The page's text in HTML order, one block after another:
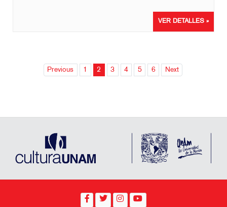
VER DETALLES »
Previous 1 2 3 4 5 6 Next